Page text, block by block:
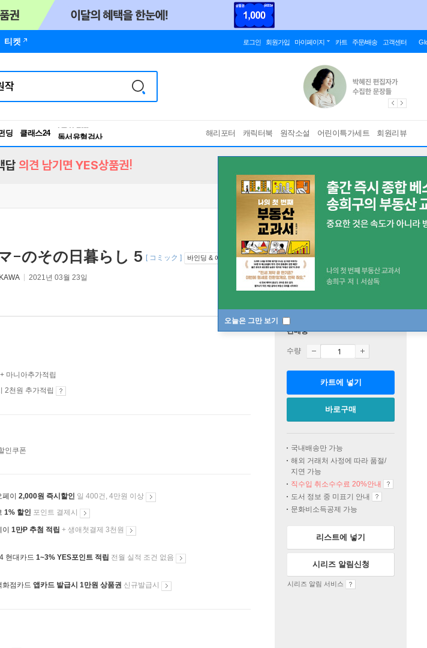
티켓 로그인 회원가입 마이페이지 카트 주문/배송 고객센터
딩 클래스24
독서유형검사
해리포터 캐릭터북 원작소설 어린이특가세트 회원리뷰
오늘은 그만 보기
답 의견 남기면 YES상품권!
-のその日暮らし 5 [ コミック ] 바인딩 & 에디션 안내
2021년 03월 23일
마니아추가적립
2천원 추가적립
인쿠폰
이 2,000원 즉시할인 일 400건, 4만원 이상
1% 할인 포인트 결제시
1만P 추첨 적립 + 생애첫결제 3천원
현대카드 1~3% YES포인트 적립 전월 실적 조건 없음
화점카드 앱카드 발급시 1만원 상품권 신규발급시
판매중
수량
카트에 넣기
바로구매
국내배송만 가능
해외 거래처 사정에 따라 품절/
지연 가능
직수입 취소수수료 20%안내
도서 정보 중 미표기 안내
문화비소득공제 가능
리스트에 넣기
시리즈 알림신청
시리즈 알림 서비스